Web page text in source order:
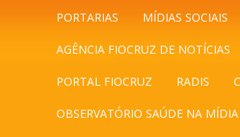
PORTARIAS MÍDIAS SOCIAIS
AGÊNCIA FIOCRUZ DE NOTÍCIAS
PORTAL FIOCRUZ RADIS
OBSERVATÓRIO SAÚDE NA MÍDIA